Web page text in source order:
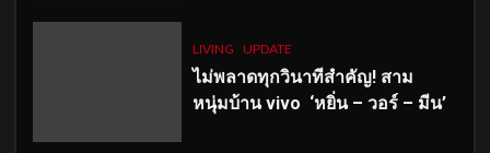
LIVING UPDATE
ไม่พลาดทุกวินาทีสำคัญ! สาม
หนุ่มบ้าน vivo ‘หยิ่น – วอร์ – มีน’